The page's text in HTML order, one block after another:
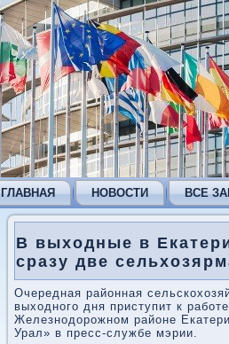
ГЛАВНАЯ НОВОСТИ ВСЕ
В выходные в
сразу две
Очередная районная
выходного дня приступит к
Железнодорожном районе
Урал» в пресс-службе мэрии.